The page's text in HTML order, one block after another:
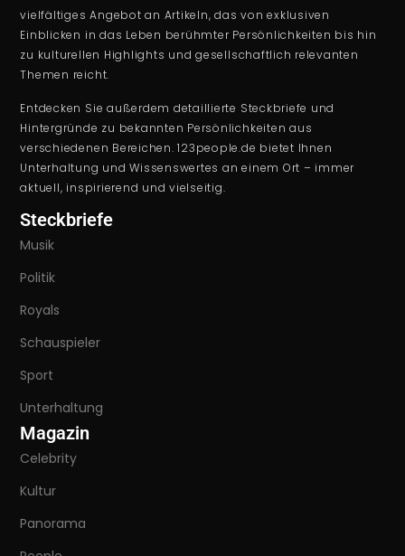
vielfältiges Angebot an Artikeln, das von exklusiven
Einblicken in das Leben berühmter Persönlichkeiten bis hin
zu kulturellen Highlights und gesellschaftlich relevanten
Themen reicht.
Entdecken Sie außerdem detaillierte Steckbriefe und
Hintergründe zu bekannten Persönlichkeiten aus
verschiedenen Bereichen. 123people.de bietet Ihnen
Unterhaltung und Wissenswertes an einem Ort – immer
aktuell, inspirierend und vielseitig.
Steckbriefe
Musik
Politik
Royals
Schauspieler
Sport
Unterhaltung
Magazin
Celebrity
Kultur
Panorama